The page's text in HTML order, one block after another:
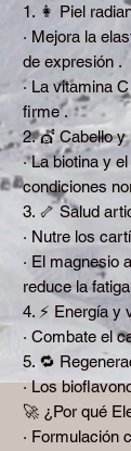
1. 👩 Piel
· Mejora la
de expresión .
· La vitamina
firme .
2. 💇 Cabello
· La biotina y
condiciones
3. 🦴 Salud
· Nutre los
· El magnesio
reduce la
4. ⚡ Energía y
· Combate el
5. 🔁
· Los
🚀 ¿Por qué
· Formulación